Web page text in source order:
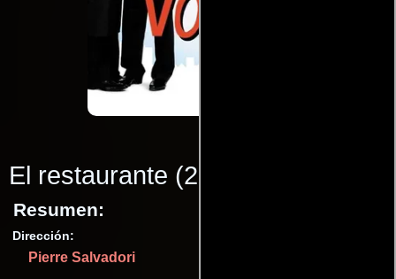
El restaurante (2003)
Resumen:
Dirección:
Pierre Salvadori